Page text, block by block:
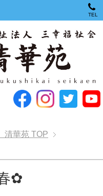
TEL
清華苑 TOP
✿